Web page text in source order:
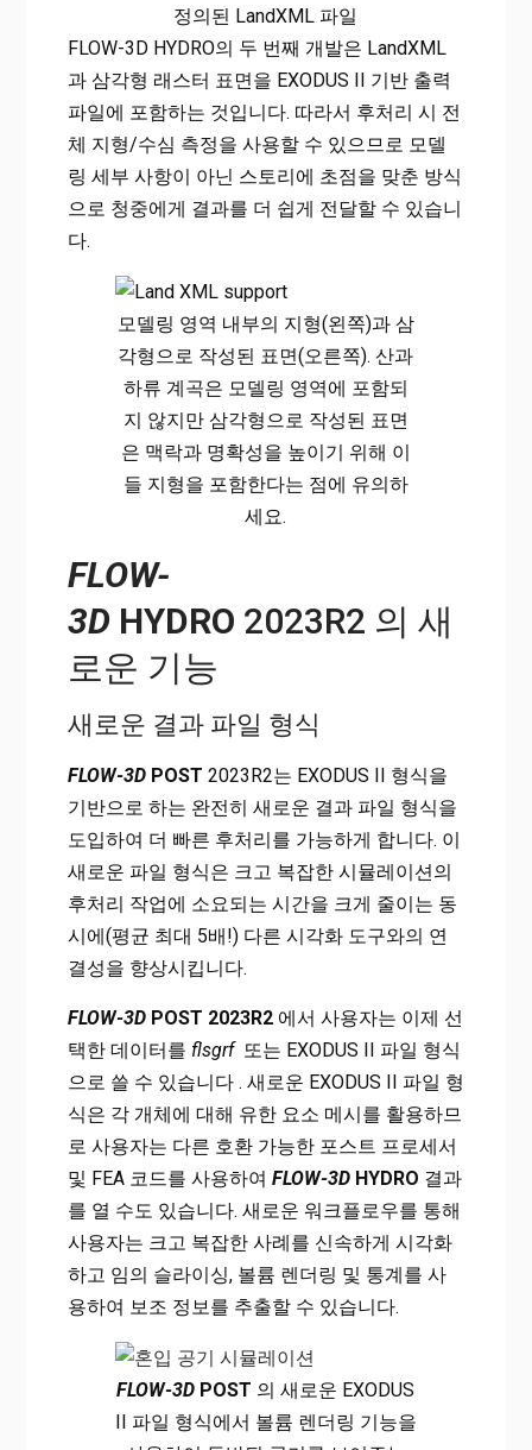
정의된 LandXML 파일
FLOW-3D HYDRO의 두 번째 개발은 LandXML
과 삼각형 래스터 표면을 EXODUS II 기반 출력
파일에 포함하는 것입니다. 따라서 후처리 시 전
체 지형/수심 측정을 사용할 수 있으므로 모델
링 세부 사항이 아닌 스토리에 초점을 맞춘 방식
으로 청중에게 결과를 더 쉽게 전달할 수 있습니
다.
모델링 영역 내부의 지형(왼쪽)과 삼
각형으로 작성된 표면(오른쪽). 산과
하류 계곡은 모델링 영역에 포함되
지 않지만 삼각형으로 작성된 표면
은 맥락과 명확성을 높이기 위해 이
들 지형을 포함한다는 점에 유의하
세요.
FLOW-
3DHYDRO 2023R2 의 새
로운 기능
새로운 결과 파일 형식
FLOW-3DPOST 2023R2는 EXODUS II 형식을
기반으로 하는 완전히 새로운 결과 파일 형식을
도입하여 더 빠른 후처리를 가능하게 합니다. 이
새로운 파일 형식은 크고 복잡한 시뮬레이션의
후처리 작업에 소요되는 시간을 크게 줄이는 동
시에(평균 최대 5배!) 다른 시각화 도구와의 연
결성을 향상시킵니다.
FLOW-3DPOST 2023R2 에서 사용자는 이제 선
택한 데이터를 flsgrf또는 EXODUS II 파일 형식
으로 쓸 수 있습니다 . 새로운 EXODUS II 파일 형
식은 각 개체에 대해 유한 요소 메시를 활용하므
로 사용자는 다른 호환 가능한 포스트 프로세서
및 FEA 코드를 사용하여 FLOW-3DHYDRO 결과
를 열 수도 있습니다. 새로운 워크플로우를 통해
사용자는 크고 복잡한 사례를 신속하게 시각화
하고 임의 슬라이싱, 볼륨 렌더링 및 통계를 사
용하여 보조 정보를 추출할 수 있습니다.
FLOW-3D POST 의 새로운 EXODUS
II 파일 형식에서 볼륨 렌더링 기능을